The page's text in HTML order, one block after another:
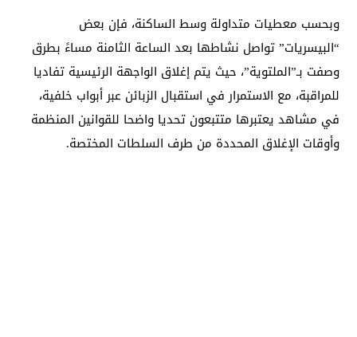
وبحسب معطيات متداولة وسط الساكنة، فإن بعض
“البيسريات” تواصل نشاطها بعد الساعة الثامنة مساءً بطرق
وصفت بـ”الملتوية”، حيث يتم إغلاق الواجهة الرئيسية تفاديا
للمراقبة، مع الاستمرار في استقبال الزبائن عبر أبواب خلفية،
في مشاهد يعتبرها متتبعون تحديا واضحا للقوانين المنظمة
وأوقات الإغلاق المحددة من طرف السلطات المختصة.